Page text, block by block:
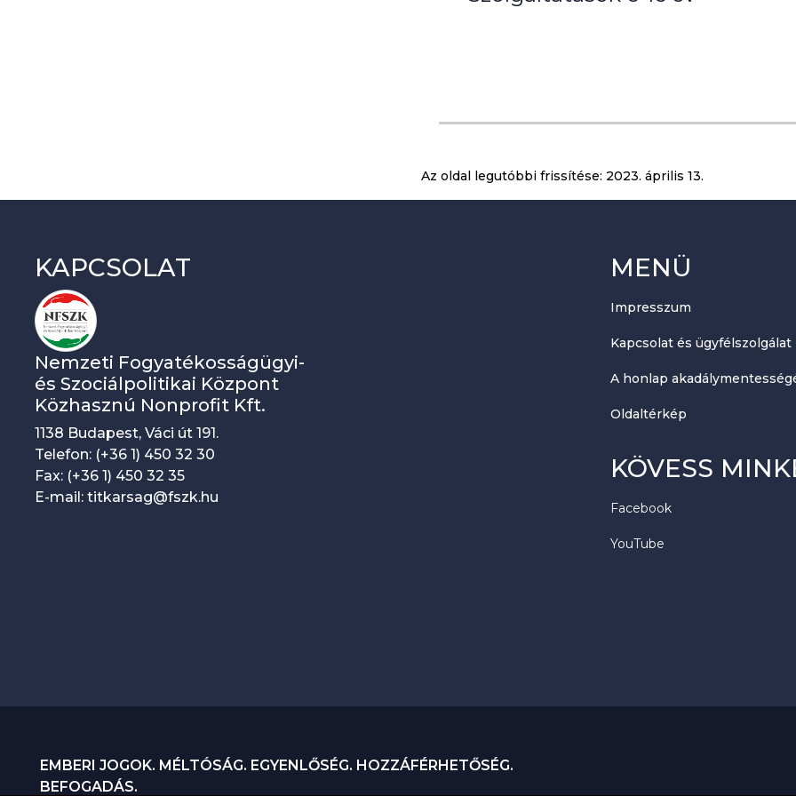
Az oldal legutóbbi frissítése: 2023. április 13.
KAPCSOLAT
Nemzeti Fogyatékosságügyi-
és Szociálpolitikai Központ
Közhasznú Nonprofit Kft.
1138 Budapest, Váci út 191.
Telefon: (+36 1) 450 32 30
Fax: (+36 1) 450 32 35
E-mail: titkarsag@fszk.hu
MENÜ
Impresszum
Kapcsolat és ügyfélszolgálat
A honlap
Oldaltérkép
KÖVESS
Facebook
YouTube
EMBERI JOGOK. MÉLTÓSÁG. EGYENLŐSÉG. HOZZÁFÉRHETŐSÉG.
BEFOGADÁS.